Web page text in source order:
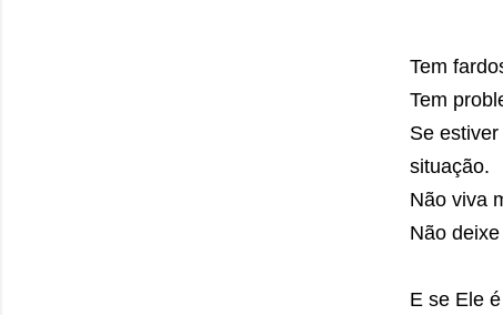
Tem
Tem
Se
situação.
Não viva
Não
E se Ele